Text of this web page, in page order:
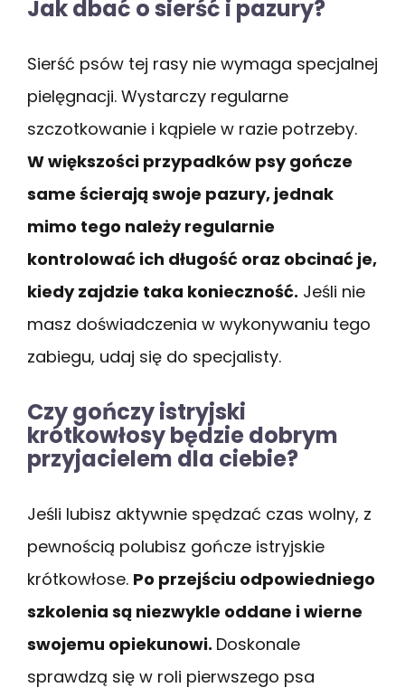
Jak dbać o sierść i pazury?
Sierść psów tej rasy nie wymaga specjalnej
pielęgnacji. Wystarczy regularne
szczotkowanie i kąpiele w razie potrzeby.
W większości przypadków psy gończe
same ścierają swoje pazury, jednak
mimo tego należy regularnie
kontrolować ich długość oraz obcinać je,
kiedy zajdzie taka konieczność. Jeśli nie
masz doświadczenia w wykonywaniu tego
zabiegu, udaj się do specjalisty.
Czy gończy istryjski
krótkowłosy będzie dobrym
przyjacielem dla ciebie?
Jeśli lubisz aktywnie spędzać czas wolny, z
pewnością polubisz gończe istryjskie
krótkowłose. Po przejściu odpowiedniego
szkolenia są niezwykle oddane i wierne
swojemu opiekunowi. Doskonale
sprawdzą się w roli pierwszego psa